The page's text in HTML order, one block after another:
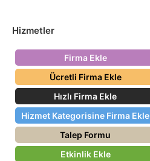
Hizmetler
Firma Ekle
Ücretli Firma Ekle
Hızlı Firma Ekle
Hizmet Kategorisine Firma Ekle
Talep Formu
Etkinlik Ekle